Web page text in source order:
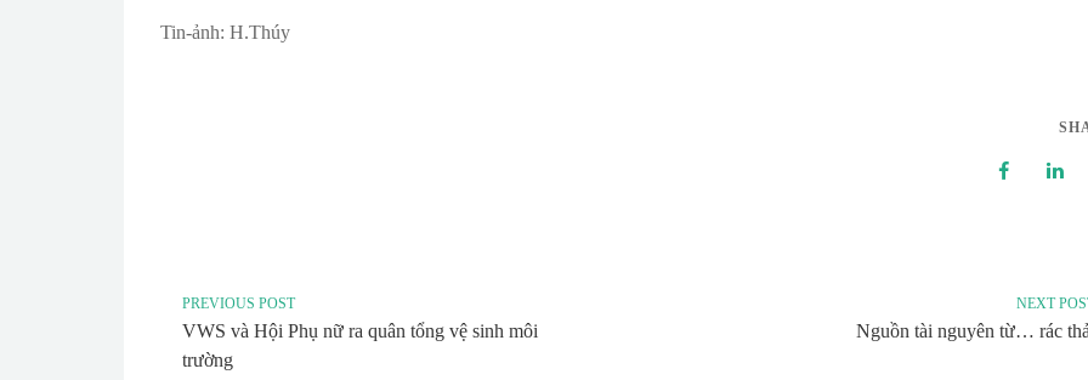
Tin-ảnh: H.Thúy
PREVIOUS POST
VWS và Hội Phụ nữ ra quân tổng vệ sinh môi
trường
NEXT
Nguồn tài nguyên từ… rác